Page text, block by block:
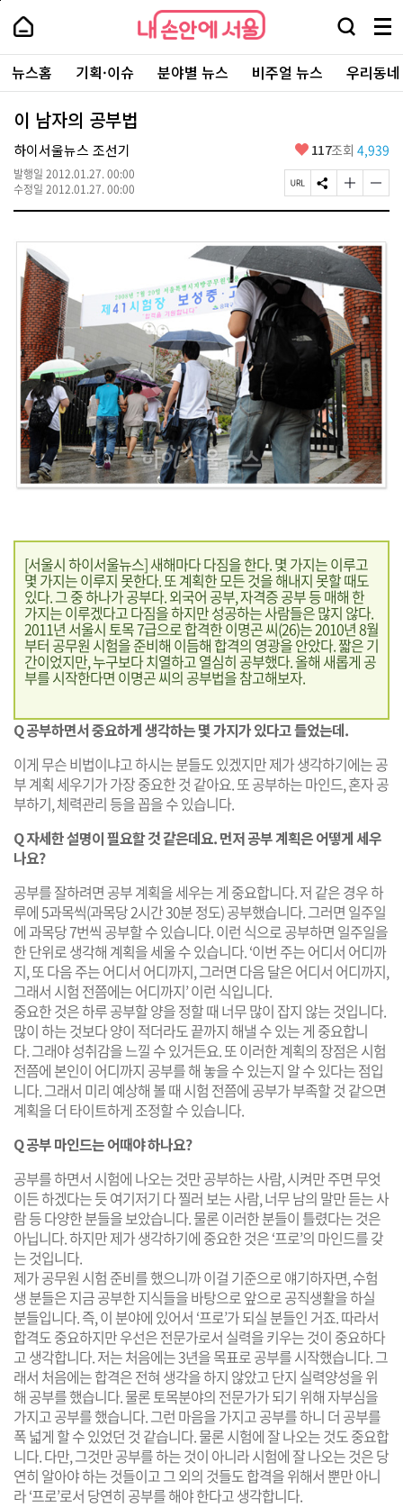
본
로
가
내
손
안
에
서
울
-
서
울
시
대
표
소
포
내
손
에
울
검
창
열
기
메
뉴
전
체
보
주
요
서
뉴스홈 기획·이슈 분야별 뉴스 비주얼 뉴스 우리동
이 남자의 공부법
하이서울뉴스 조선기
발행일 2012.01.27. 00:00
수정일 2012.01.27. 00:00
좋
요
117조회 4,939
페
이
R
L
복
사
S
N
유
하
기
글
자
크
게
변
경
하
기
글
자
작
게
변
경
하
기
[서울시 하이서울뉴스] 새해마다 다짐을 한다. 몇 가지는 이루고
몇 가지는 이루지 못한다. 또 계획한 모든 것을 해내지 못할 때도
있다. 그 중 하나가 공부다. 외국어 공부, 자격증 공부 등 매해 한
가지는 이루겠다고 다짐을 하지만 성공하는 사람들은 많지 않다.
2011년 서울시 토목 7급으로 합격한 이명곤 씨(26)는 2010년 8월
부터 공무원 시험을 준비해 이듬해 합격의 영광을 안았다. 짧은 기
간이었지만, 누구보다 치열하고 열심히 공부했다. 올해 새롭게 공
부를 시작한다면 이명곤 씨의 공부법을 참고해보자.
Q 공부하면서 중요하게 생각하는 몇 가지가 있다고 들었는데.
이게 무슨 비법이냐고 하시는 분들도 있겠지만 제가 생각하기에는 공
부 계획 세우기가 가장 중요한 것 같아요. 또 공부하는 마인드, 혼자 공
부하기, 체력관리 등을 꼽을 수 있습니다.
Q 자세한 설명이 필요할 것 같은데요. 먼저 공부 계획은 어떻게 세우
나요?
공부를 잘하려면 공부 계획을 세우는 게 중요합니다. 저 같은 경우 하
루에 5과목씩(과목당 2시간 30분 정도) 공부했습니다. 그러면 일주일
에 과목당 7번씩 공부할 수 있습니다. 이런 식으로 공부하면 일주일을
한 단위로 생각해 계획을 세울 수 있습니다. ‘이번 주는 어디서 어디까
지, 또 다음 주는 어디서 어디까지, 그러면 다음 달은 어디서 어디까지,
그래서 시험 전쯤에는 어디까지’ 이런 식입니다.
중요한 것은 하루 공부할 양을 정할 때 너무 많이 잡지 않는 것입니다.
많이 하는 것보다 양이 적더라도 끝까지 해낼 수 있는 게 중요합니
다. 그래야 성취감을 느낄 수 있거든요. 또 이러한 계획의 장점은 시험
전쯤에 본인이 어디까지 공부를 해 놓을 수 있는지 알 수 있다는 점입
니다. 그래서 미리 예상해 볼 때 시험 전쯤에 공부가 부족할 것 같으면
계획을 더 타이트하게 조정할 수 있습니다.
Q 공부 마인드는 어때야 하나요?
공부를 하면서 시험에 나오는 것만 공부하는 사람, 시켜만 주면 무엇
이든 하겠다는 듯 여기저기 다 찔러 보는 사람, 너무 남의 말만 듣는 사
람 등 다양한 분들을 보았습니다. 물론 이러한 분들이 틀렸다는 것은
아닙니다. 하지만 제가 생각하기에 중요한 것은 ‘프로’의 마인드를 갖
는 것입니다.
제가 공무원 시험 준비를 했으니까 이걸 기준으로 얘기하자면, 수험
생 분들은 지금 공부한 지식들을 바탕으로 앞으로 공직생활을 하실
분들입니다. 즉, 이 분야에 있어서 ‘프로’가 되실 분들인 거죠. 따라서
합격도 중요하지만 우선은 전문가로서 실력을 키우는 것이 중요하다
고 생각합니다. 저는 처음에는 3년을 목표로 공부를 시작했습니다. 그
래서 처음에는 합격은 전혀 생각을 하지 않았고 단지 실력양성을 위
해 공부를 했습니다. 물론 토목분야의 전문가가 되기 위해 자부심을
가지고 공부를 했습니다. 그런 마음을 가지고 공부를 하니 더 공부를
폭 넓게 할 수 있었던 것 같습니다. 물론 시험에 잘 나오는 것도 중요합
니다. 다만, 그것만 공부를 하는 것이 아니라 시험에 잘 나오는 것은 당
연히 알아야 하는 것들이고 그 외의 것들도 합격을 위해서 뿐만 아니
라 ‘프로’로서 당연히 공부를 해야 한다고 생각합니다.
페
상
단
로